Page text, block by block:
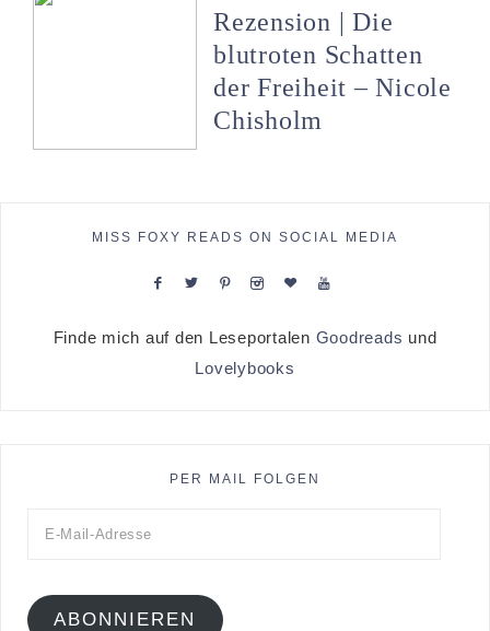
Rezension | Die
blutroten Schatten
der Freiheit – Nicole
Chisholm
MISS FOXY READS ON SOCIAL MEDIA
Finde mich auf den Leseportalen Goodreads und
Lovelybooks
PER MAIL FOLGEN
ABONNIEREN